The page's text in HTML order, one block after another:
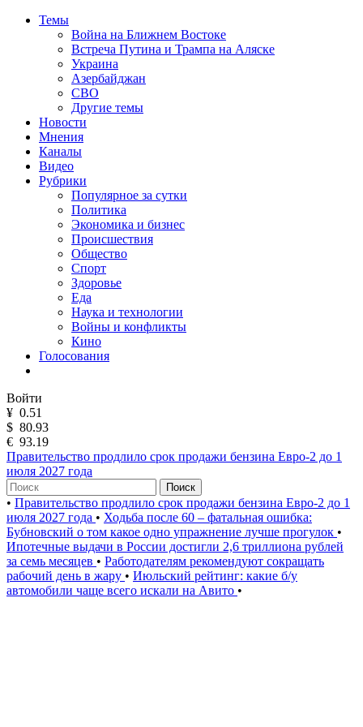
Темы
Война на Ближнем Востоке
Встреча Путина и Трампа на Аляске
Украина
Азербайджан
СВО
Другие темы
Новости
Мнения
Каналы
Видео
Рубрики
Популярное за сутки
Политика
Экономика и бизнес
Происшествия
Общество
Спорт
Здоровье
Еда
Наука и технологии
Войны и конфликты
Кино
Голосования
Войти
¥ 0.51
$ 80.93
€ 93.19
Правительство продлило срок продажи бензина Евро-2 до 1
июля 2027 года
Поиск
• Правительство продлило срок продажи бензина Евро-2 до 1
июля 2027 года • Ходьба после 60 – фатальная ошибка:
Бубновский о том какое одно упражнение лучше прогулок •
Ипотечные выдачи в России достигли 2,6 триллиона рублей
за семь месяцев • Работодателям рекомендуют сокращать
рабочий день в жару • Июльский рейтинг: какие б/у
автомобили чаще всего искали на Авито •